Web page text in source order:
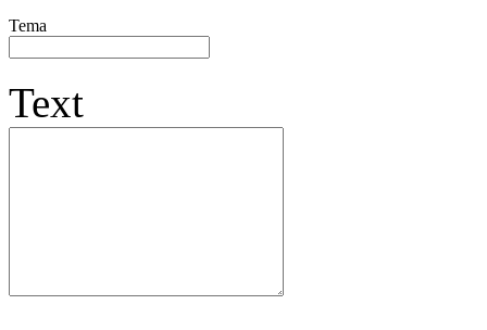
Tema
Text